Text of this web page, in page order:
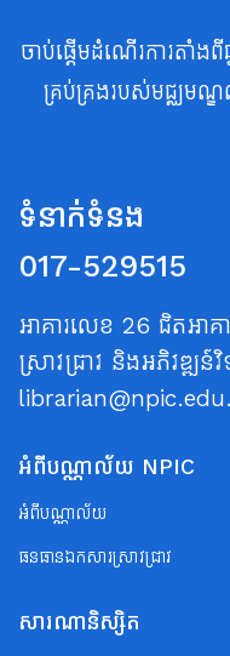
ចាប់ផ្តើមដំណើរការតាំងពី
គ្រប់គ្រងរបស់មជ្ឈមណ្ឌល
ទំនាក់ទំនង
017-529515
អាគារលេខ 26 ជិតអា
ស្រាវជ្រាវ និងអភិវឌ្ឍន៍វិ
អំពីបណ្ណាល័យ NPIC
អំពីបណ្ណាល័យ
ធនធានឯកសារស្រាវជ្រាវ
សារណានិស្សិត